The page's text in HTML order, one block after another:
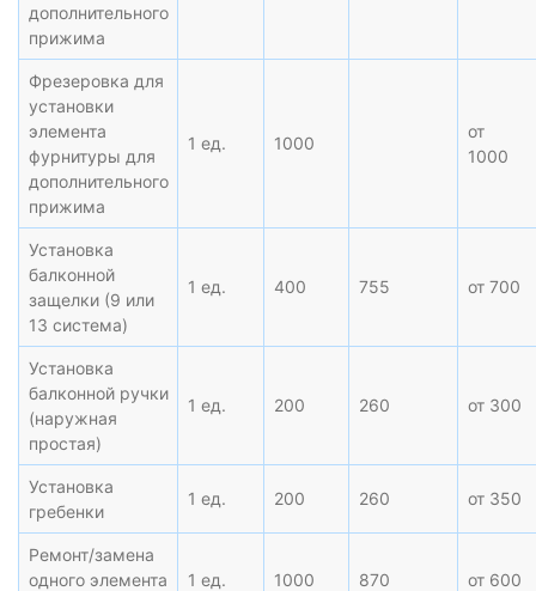
дополнительного
прижима
Фрезеровка для
установки
элемента
фурнитуры для
дополнительного
прижима
1 ед. 1000
от
1000
Установка
балконной
защелки (9 или
13 система)
1 ед. 400 755 от 700
Установка
балконной ручки
(наружная
простая)
1 ед. 200 260 от 300
Установка
гребенки
1 ед. 200 260 от 350
Ремонт/замена
одного элемента
1 ед. 1000 870 от 600